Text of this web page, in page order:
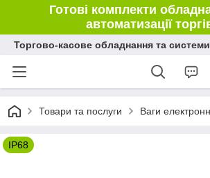
Готові комплекти
автоматизації
Торгово-касове обладнання та системи
Товари та послуги Ваги
IP68